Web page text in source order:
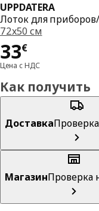
UPPDATERA
Лоток для
72x50 см
33€
Цена 33€
Цена с НДС
Как получить
Доставка
МагазинПроверка